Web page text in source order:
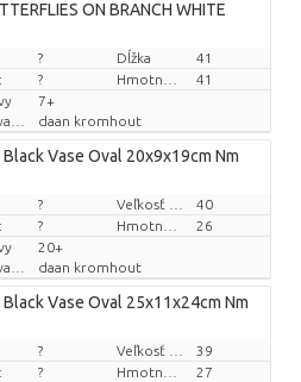
ON BRANCH WHITE
kus ? Dĺžka
41
?
41
7+
daan kromhout
Vase Oval 20x9x19cm Nm
kus ?
40
?
26
20+
daan kromhout
Vase Oval 25x11x24cm Nm
kus ?
39
?
27